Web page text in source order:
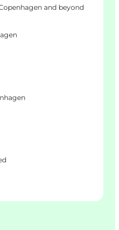
and beyond